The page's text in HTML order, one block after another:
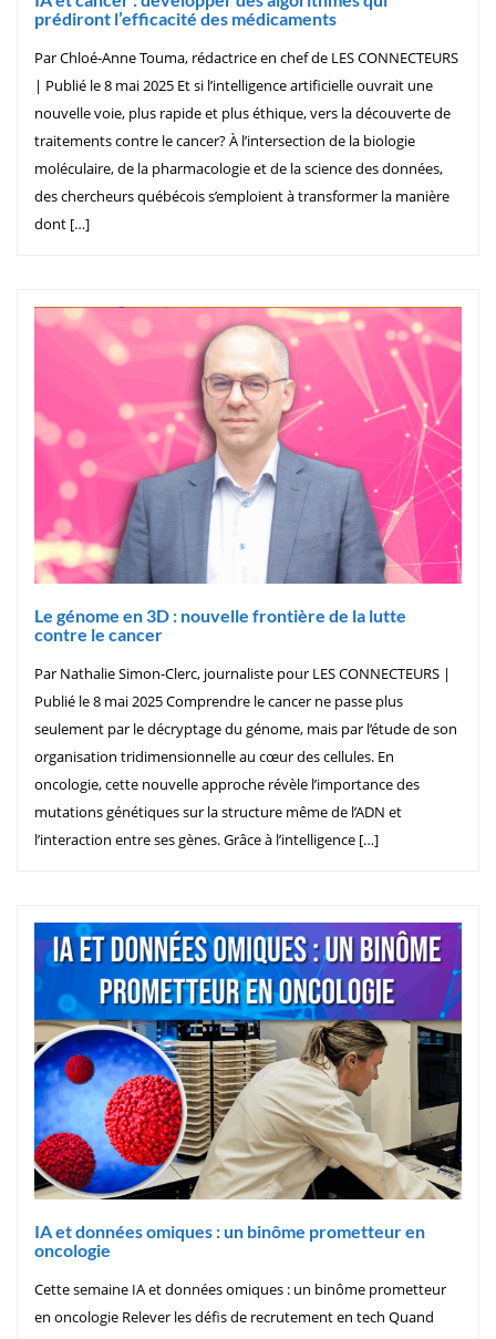
prédiront l’efficacité des médicaments
Par Chloé-Anne Touma, rédactrice en chef de LES CONNECTEURS
| Publié le 8 mai 2025 Et si l’intelligence artificielle ouvrait une
nouvelle voie, plus rapide et plus éthique, vers la découverte de
traitements contre le cancer? À l’intersection de la biologie
moléculaire, de la pharmacologie et de la science des données,
des chercheurs québécois s’emploient à transformer la manière
dont […]
Le génome en 3D : nouvelle frontière de la lutte
contre le cancer
Par Nathalie Simon-Clerc, journaliste pour LES CONNECTEURS |
Publié le 8 mai 2025 Comprendre le cancer ne passe plus
seulement par le décryptage du génome, mais par l’étude de son
organisation tridimensionnelle au cœur des cellules. En
oncologie, cette nouvelle approche révèle l’importance des
mutations génétiques sur la structure même de l’ADN et
l’interaction entre ses gènes. Grâce à l’intelligence […]
IA et données omiques : un binôme prometteur en
oncologie
Cette semaine IA et données omiques : un binôme prometteur
en oncologie Relever les défis de recrutement en tech Quand